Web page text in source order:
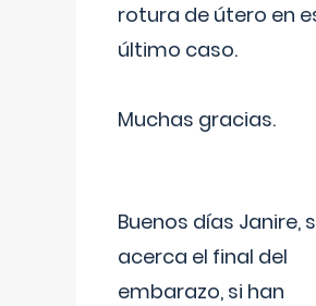
rotura de útero en
último caso.
Muchas gracias.
Buenos días Janire,
acerca el final del
embarazo, si han